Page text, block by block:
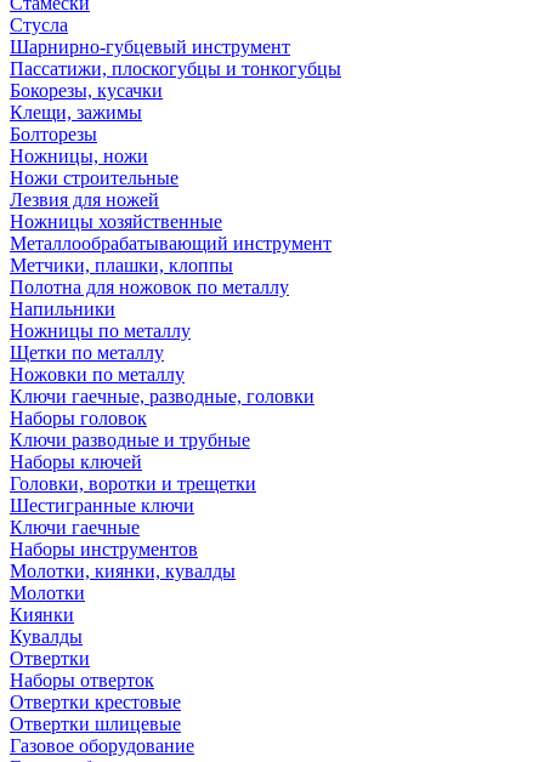
Стусла
Шарнирно-губцевый инструмент
Пассатижи, плоскогубцы и тонкогубцы
Бокорезы, кусачки
Клещи, зажимы
Болторезы
Ножницы, ножи
Ножи строительные
Лезвия для ножей
Ножницы хозяйственные
Металлообрабатывающий инструмент
Метчики, плашки, клоппы
Полотна для ножовок по металлу
Напильники
Ножницы по металлу
Щетки по металлу
Ножовки по металлу
Ключи гаечные, разводные, головки
Наборы головок
Ключи разводные и трубные
Наборы ключей
Головки, воротки и трещетки
Шестигранные ключи
Ключи гаечные
Наборы инструментов
Молотки, киянки, кувалды
Молотки
Киянки
Кувалды
Отвертки
Наборы отверток
Отвертки крестовые
Отвертки шлицевые
Газовое оборудование